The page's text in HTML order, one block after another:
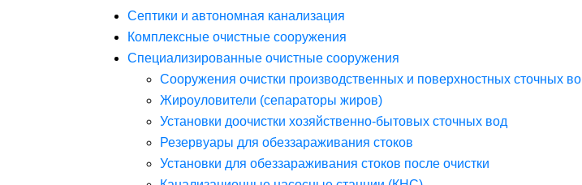
Септики и автономная канализация
Комплексные очистные сооружения
Специализированные очистные сооружения
Сооружения очистки производственных и поверхностных сточных во
Жироуловители (сепараторы жиров)
Установки доочистки хозяйственно-бытовых сточных вод
Резервуары для обеззараживания стоков
Установки для обеззараживания стоков после очистки